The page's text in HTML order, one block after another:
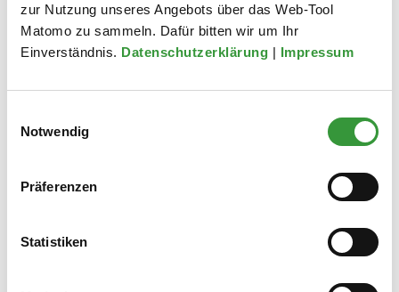
zur Nutzung unseres Angebots über das Web-Tool
Matomo zu sammeln. Dafür bitten wir um Ihr
Einverständnis. Datenschutzerklärung | Impressum
Notwendig
Präferenzen
Statistiken